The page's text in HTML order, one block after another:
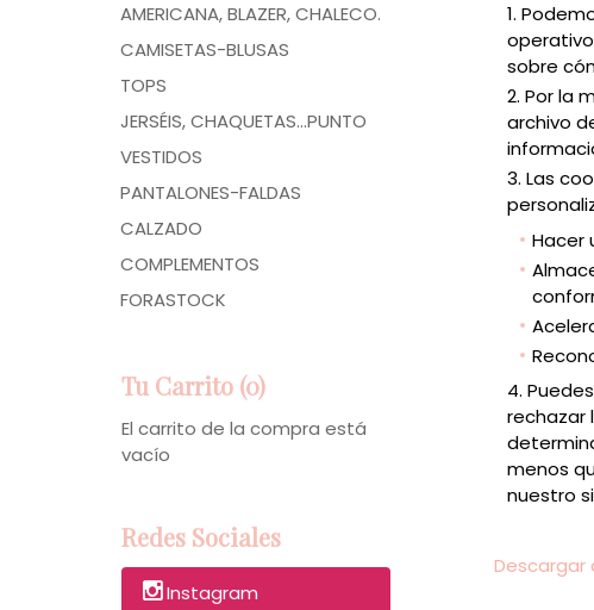
AMERICANA, BLAZER, CHALECO.
CAMISETAS-BLUSAS
TOPS
JERSÉIS, CHAQUETAS...PUNTO
VESTIDOS
PANTALONES-FALDAS
CALZADO
COMPLEMENTOS
FORASTOCK
Tu Carrito (0)
El carrito de la compra está
vacío
Redes Sociales
Instagram
sobre
Por la
archivo
Las
Hacer
rechazar
menos
nuestro
Descargar